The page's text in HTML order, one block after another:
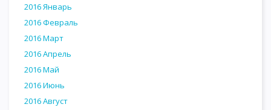
2016 Январь
2016 Февраль
2016 Март
2016 Апрель
2016 Май
2016 Июнь
2016 Август